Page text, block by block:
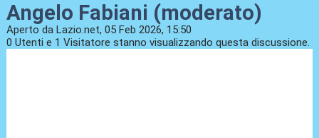
Angelo Fabiani (moderato)
Aperto da Lazio.net, 05 Feb 2026, 15:50
0 Utenti e 1 Visitatore stanno visualizzando questa discussione.